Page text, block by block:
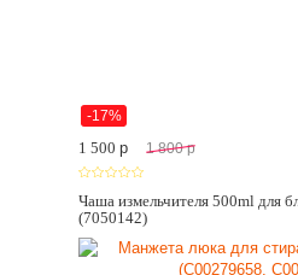
-17%
1 500 p 1 800 p
Чаша измельчителя 500ml для
(7050142)